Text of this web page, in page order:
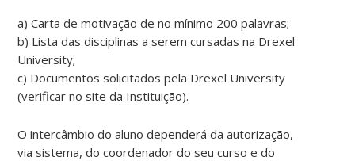
a) Carta de motivação de no mínimo 200 palavras;
b) Lista das disciplinas a serem cursadas na Drexel
University;
c) Documentos solicitados pela Drexel University
(verificar no site da Instituição).
O intercâmbio do aluno dependerá da autorização,
via sistema, do coordenador do seu curso e do